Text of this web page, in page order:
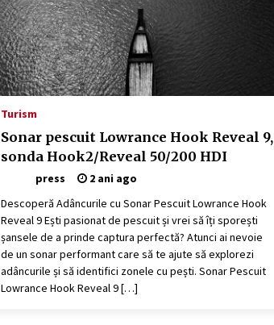
Turism
Sonar pescuit Lowrance Hook Reveal 9,
sonda Hook2/Reveal 50/200 HDI
press
2 ani ago
Descoperă Adâncurile cu Sonar Pescuit Lowrance Hook
Reveal 9 Ești pasionat de pescuit și vrei să îți sporești
șansele de a prinde captura perfectă? Atunci ai nevoie
de un sonar performant care să te ajute să explorezi
adâncurile și să identifici zonele cu pești. Sonar Pescuit
Lowrance Hook Reveal 9 […]